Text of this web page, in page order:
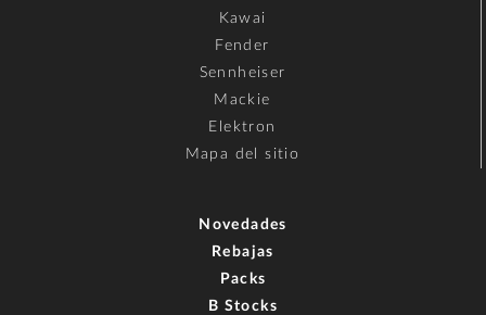
Kawai
Fender
Sennheiser
Mackie
Elektron
Mapa del sitio
Novedades
Rebajas
Packs
B Stocks